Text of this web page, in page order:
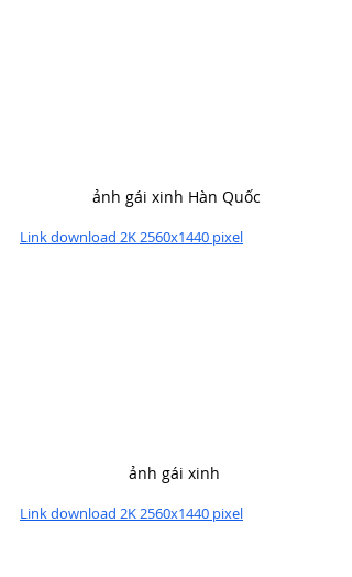
ảnh gái xinh Hàn Quốc
Link download 2K 2560x1440 pixel
ảnh gái xinh
Link download 2K 2560x1440 pixel